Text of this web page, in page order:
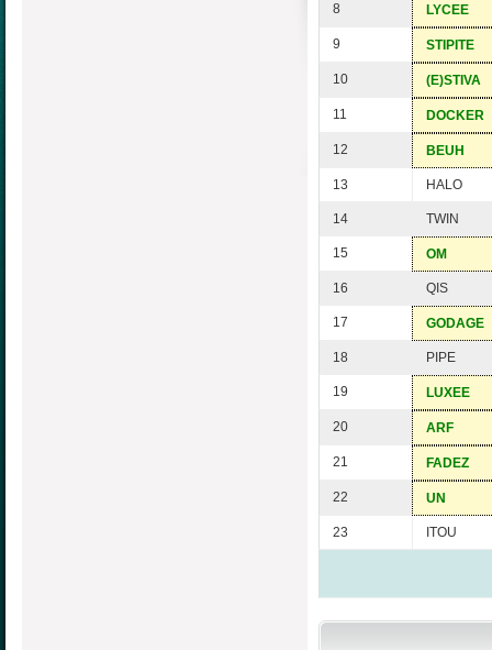
8 LYCEE
9 STIPITE
10 (E)STIVA
11 DOCKER
12 BEUH
13 HALO
14 TWIN
15 OM
16 QIS
17 GODAGE
18 PIPE
19 LUXEE
20 ARF
21 FADEZ
22 UN
23 ITOU